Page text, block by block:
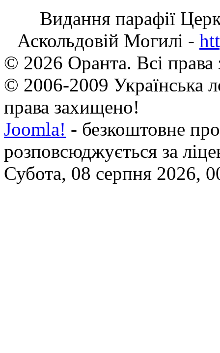
Видання парафії
Аскольдовій Могилі -
© 2026 Оранта. Всі
© 2006-2009 Українська
права захищено!
Joomla! - безкоштовне
розповсюджується за
Субота, 08 серпня 2026,